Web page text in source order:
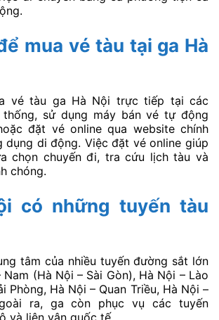
mua vé tàu tại ga Hà
vé tàu ga Hà Nội trực tiếp tại các
sử dụng máy bán vé tự động
đặt vé online qua website chính
dụng di động. Việc đặt vé online giúp
chọn chuyến đi, tra cứu lịch tàu và
chóng.
có những tuyến tàu
tâm của nhiều tuyến đường sắt lớn
Nam (Hà Nội – Sài Gòn), Hà Nội – Lào
Phòng, Hà Nội – Quan Triều, Hà Nội –
ra, ga còn phục vụ các tuyến
và liên vận quốc tế.